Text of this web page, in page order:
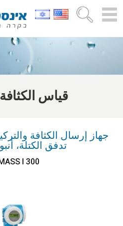
قياس
جهاز إرسال الكثافة
تدفق الكتلة،
I 300